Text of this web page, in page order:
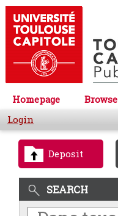
Homepage Browse
Login
Deposit
SEARCH